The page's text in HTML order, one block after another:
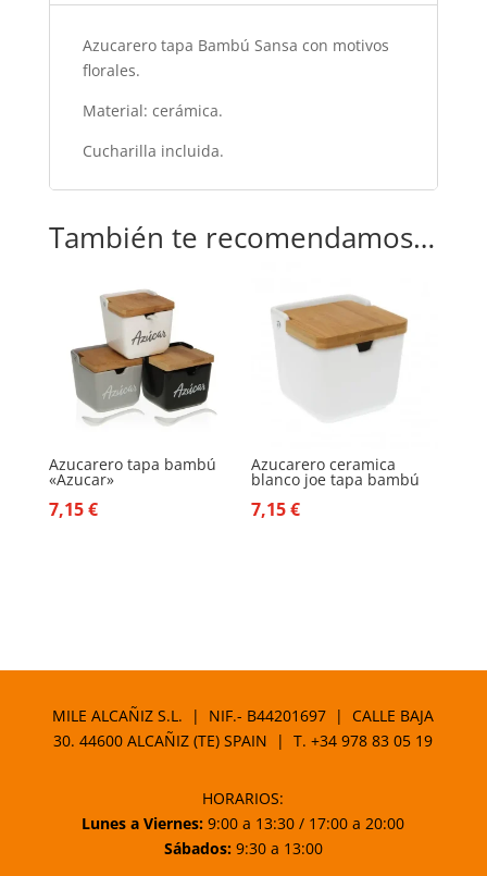
Azucarero tapa Bambú Sansa con motivos
florales.
Material: cerámica.
Cucharilla incluida.
También te recomendamos…
Azucarero tapa bambú
«Azucar»
7,15€
Azucarero ceramica
blanco joe tapa bambú
7,15€
MILE ALCAÑIZ S.L. | NIF.- B44201697 | CALLE BAJA
30. 44600 ALCAÑIZ (TE) SPAIN | T.+34 978 83 05 19
HORARIOS:
Lunes a Viernes: 9:00 a 13:30 / 17:00 a 20:00
Sábados:9:30 a 13:00